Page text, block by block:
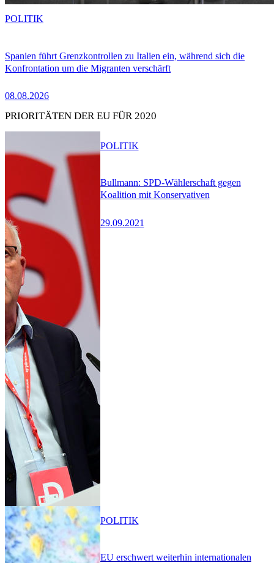
Spanien führt Grenzkontrollen zu Italien ein, während sich die
Konfrontation um die Migranten verschärft
08.08.2026
POLITIK
PRIORITÄTEN DER EU FÜR 2020
Bullmann: SPD-Wählerschaft gegen
Koalition mit Konservativen
29.09.2021
POLITIK
EU erschwert weiterhin internationalen
POLITIK